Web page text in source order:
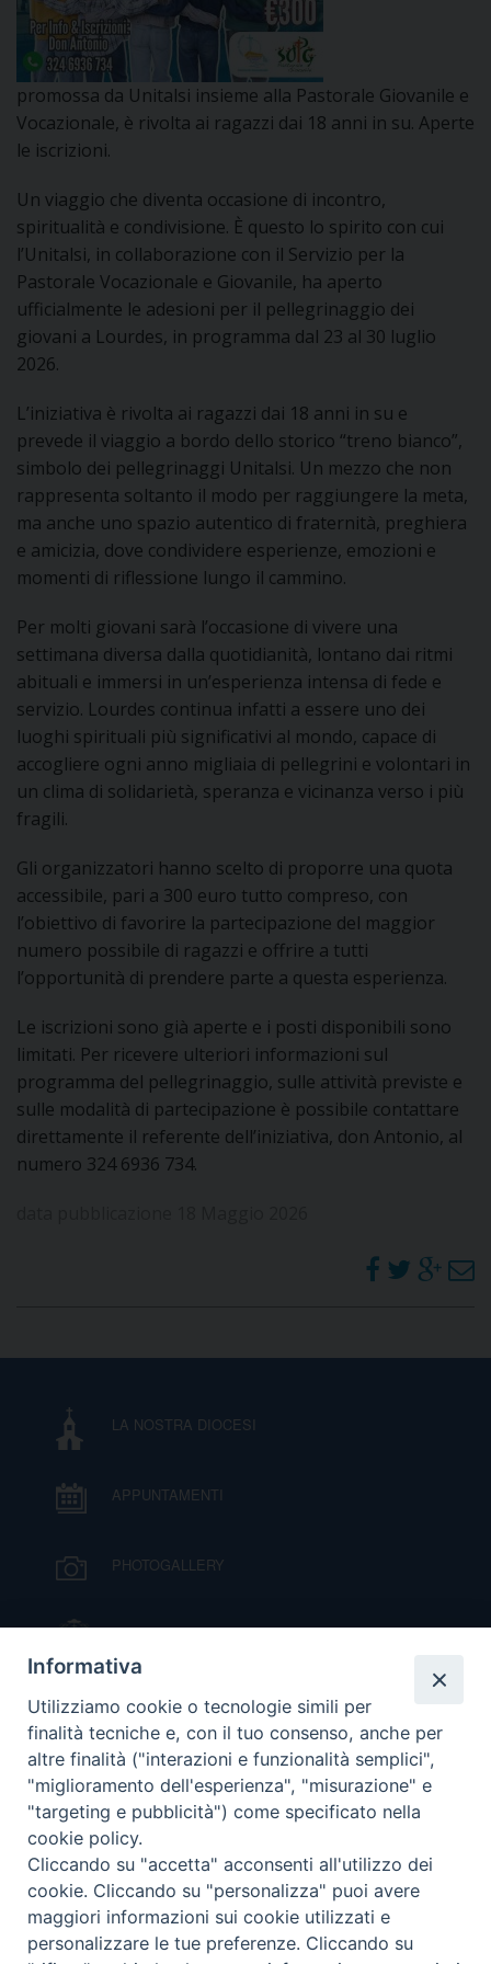
DOVE SIAMO
PRIVACY
COOKIE POLICY
promossa da Unitalsi insieme alla Pastorale Giovanile e
Vocazionale, è rivolta ai ragazzi dai 18 anni in su. Aperte
le iscrizioni.
Un viaggio che diventa occasione di incontro,
spiritualità e condivisione. È questo lo spirito con cui
l’Unitalsi, in collaborazione con il Servizio per la
Pastorale Vocazionale e Giovanile, ha aperto
ufficialmente le adesioni per il pellegrinaggio dei
giovani a Lourdes, in programma dal 23 al 30 luglio
2026.
L’iniziativa è rivolta ai ragazzi dai 18 anni in su e
prevede il viaggio a bordo dello storico “treno bianco”,
simbolo dei pellegrinaggi Unitalsi. Un mezzo che non
rappresenta soltanto il modo per raggiungere la meta,
ma anche uno spazio autentico di fraternità, preghiera
e amicizia, dove condividere esperienze, emozioni e
momenti di riflessione lungo il cammino.
Per molti giovani sarà l’occasione di vivere una
settimana diversa dalla quotidianità, lontano dai ritmi
abituali e immersi in un’esperienza intensa di fede e
servizio. Lourdes continua infatti a essere uno dei
luoghi spirituali più significativi al mondo, capace di
accogliere ogni anno migliaia di pellegrini e volontari in
un clima di solidarietà, speranza e vicinanza verso i più
fragili.
Gli organizzatori hanno scelto di proporre una quota
accessibile, pari a 300 euro tutto compreso, con
l’obiettivo di favorire la partecipazione del maggior
numero possibile di ragazzi e offrire a tutti
l’opportunità di prendere parte a questa esperienza.
Le iscrizioni sono già aperte e i posti disponibili sono
limitati. Per ricevere ulteriori informazioni sul
programma del pellegrinaggio, sulle attività previste e
sulle modalità di partecipazione è possibile contattare
direttamente il referente dell’iniziativa, don Antonio, al
numero 324 6936 734.
LA NOSTRA DIOCESI
APPUNTAMENTI
PHOTOGALLERY
IL VESCOVO MONS. ORAZIO FRANCESCO
PIAZZA
VIDEOGALLERY
ORARI S. MESSE
MODULISTICA
PODCAST
Informativa
Utilizziamo cookie o tecnologie simili per
finalità tecniche e, con il tuo consenso, anche per
altre finalità ("interazioni e funzionalità semplici",
"miglioramento dell'esperienza", "misurazione" e
"targeting e pubblicità") come specificato nella
cookie policy.
Cliccando su "accetta" acconsenti all'utilizzo dei
cookie. Cliccando su "personalizza" puoi avere
maggiori informazioni sui cookie utilizzati e
personalizzare le tue preferenze. Cliccando su